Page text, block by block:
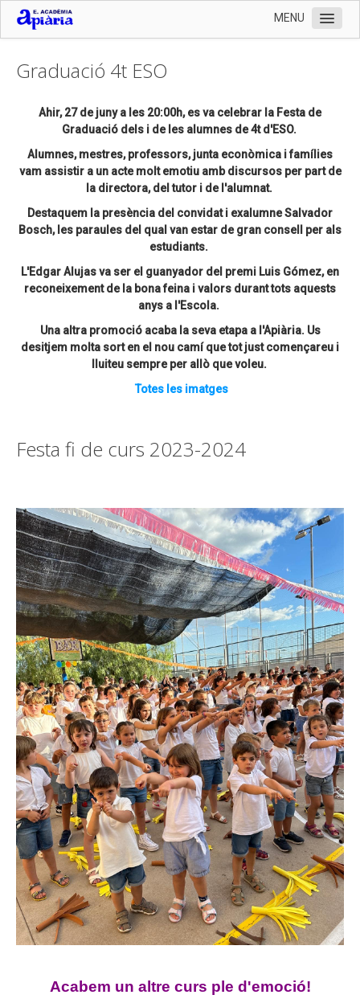
MENU
L'Escola
Organització
Documentació
Preinscripció 2024-2025 i documentació matrícula
Llistat de llibres 2024-2025
Enllaços
Graduació 4t ESO
Ahir, 27 de juny a les 20:00h, es va celebrar la Festa de
Graduació dels i de les alumnes de 4t d'ESO.
Alumnes, mestres, professors, junta econòmica i famílies
vam assistir a un acte molt emotiu amb discursos per part de
la directora, del tutor i de l'alumnat.
Destaquem la presència del convidat i exalumne Salvador
Bosch, les paraules del qual van estar de gran consell per als
estudiants.
L'Edgar Alujas va ser el guanyador del premi Luis Gómez, en
reconeixement de la bona feina i valors durant tots aquests
anys a l'Escola.
Una altra promoció acaba la seva etapa a l'Apiària. Us
desitjem molta sort en el nou camí que tot just començareu i
lluiteu sempre per allò que voleu.
Totes les imatges
Festa fi de curs 2023-2024
Acabem un altre curs ple d'emoció!